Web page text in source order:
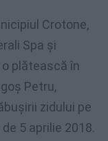
Crotone,
Spa și
plătească în
Petru,
zidului pe
5 aprilie 2018.